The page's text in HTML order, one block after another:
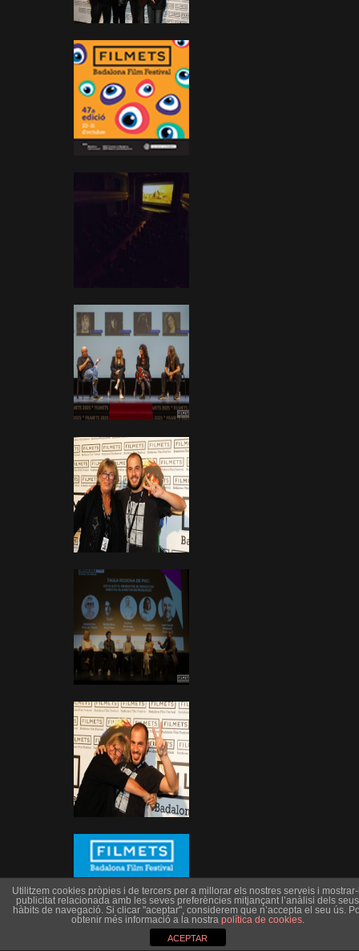
Utilitzem cookies pròpies i de tercers per a millorar els nostres serveis i
publicitat relacionada amb les seves preferències mitjançant l’anàlisi dels seus
hàbits de navegació. Si clicar "aceptar", considerem que n’accepta el seu ús.
obtenir més informació a la nostra política de cookies.
ACEPTAR